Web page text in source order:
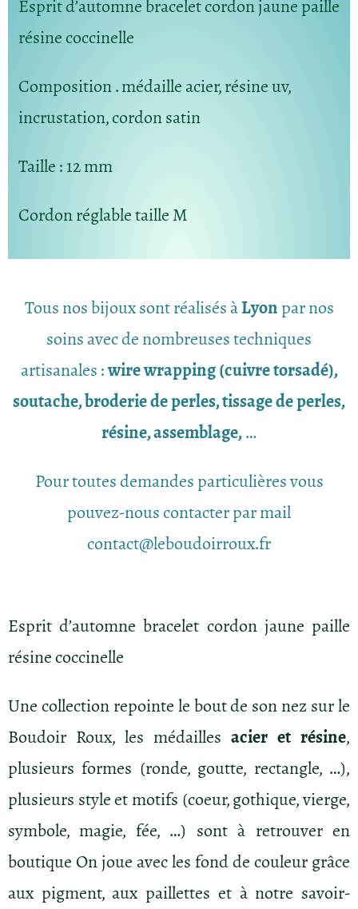
Esprit d’automne bracelet cordon jaune paille
résine coccinelle
Composition. médaille acier, résine uv,
incrustation, cordon satin
Taille: 12 mm
Cordon réglable taille M
Tous nos bijoux sont réalisés àLyonpar nos
soins avec de nombreuses techniques
artisanales :wire wrapping (cuivre torsadé),
soutache, broderie de perles, tissage de perles,
résine, assemblage,…
Pour toutes demandes particulières vous
pouvez-nous contacter par mail
contact@leboudoirroux.fr
Esprit d’automne bracelet cordon jaune paille
résine coccinelle
Une collection repointe le bout de son nez sur le
Boudoir Roux, les médailles acier et résine,
plusieurs formes (ronde, goutte, rectangle, …),
plusieurs style et motifs (coeur, gothique, vierge,
symbole, magie, fée, …) sont à retrouver en
boutique On joue avec les fond de couleur grâce
aux pigment, aux paillettes et à notre savoir-